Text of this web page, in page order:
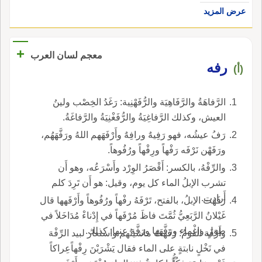
عرض المزيد
معجم لسان العرب +
(أ) رفه
الرَّفاهَةُ والرَّفَاهِيَة والرُّفَهْنِية: رَغَدُ الخِصْب ولينُ
العيش، وكذلك الرَّفاغِيَةُ والرُّفَغْنِيَةُ والرَّفاغَةُ.
رَفُ عيشُه، فهو رَفِيهٌ ورافِهٌ وأَرْفَهَهم اللهُ ورَفَّهَهُم،
ورَفَهْن نَرْفَه رَفْهاً ورِفْهاً ورُفُوهاً.
والرِّفْهُ، بالكسر: أَقْصَرُ الوِرْد وأَسْرَعُه، وهو أَن
تشرب الإبلُ الماء كل يوم، وقيل: هو أَن تَرِدَ كلم
أَرادت.
رَفَهَت الإبلُ، بالفتح، تَرْفَهُ رفْهاً ورُفُوهاً وأَرْفَهها قال
غَيْلانُ الرَّبَعِيُّ ثُمَّتَ فاظَ مُرْفَهاً في إِدْناءْ مُدَاخَلاً في
طِوَلٍ وإغْماء ورَفَّهَها ورَفَّهَ عنها: كذلك.
وأَرْفَهَ القومُ: رَفَهَتْ ماشيتُهم واستعار لبيد الرِّفْهَ
في نَخْلٍ نابتةٍ على الماء فقال يَشْرَبْنَ رِفْهاًعِراكاً